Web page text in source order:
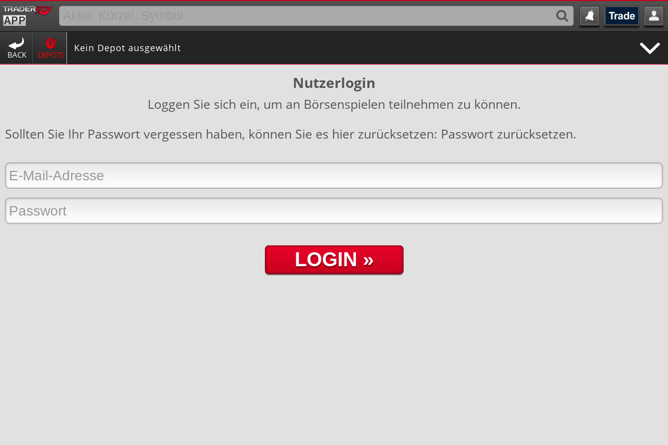
BACK DEPOTS
Kein Depot ausgewählt
Nutzerlogin
Loggen Sie sich ein, um an Börsenspielen teilnehmen zu können.
Sollten Sie Ihr Passwort vergessen haben, können Sie es hier zurücksetzen: Passwort zurücksetzen.